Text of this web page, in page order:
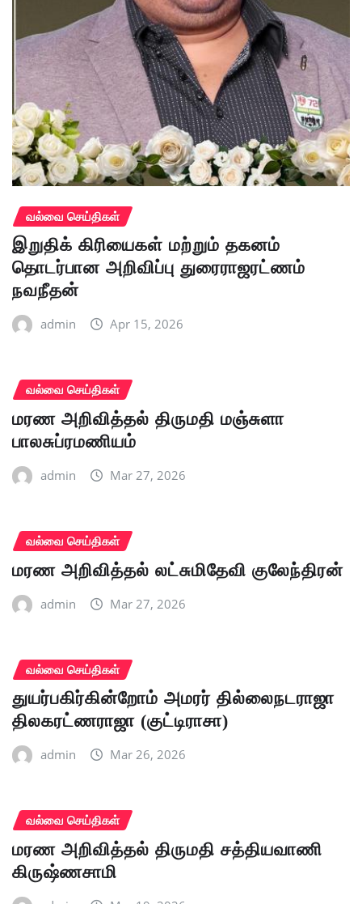
வல்வை செய்திகள்
இறுதிக் கிரியைகள் மற்றும் தகனம்
தொடர்பான அறிவிப்பு துரைராஜரட்ணம்
நவநீதன்
admin Apr 15, 2026
வல்வை செய்திகள்
மரண அறிவித்தல் திருமதி மஞ்சுளா
பாலசுப்ரமணியம்
admin Mar 27, 2026
வல்வை செய்திகள்
மரண அறிவித்தல் லட்சுமிதேவி குலேந்திரன்
admin Mar 27, 2026
வல்வை செய்திகள்
துயர்பகிர்கின்றோம் அமரர் தில்லைநடராஜா
திலகரட்ணராஜா (குட்டிராசா)
admin Mar 26, 2026
வல்வை செய்திகள்
மரண அறிவித்தல் திருமதி சத்தியவாணி
கிருஷ்ணசாமி